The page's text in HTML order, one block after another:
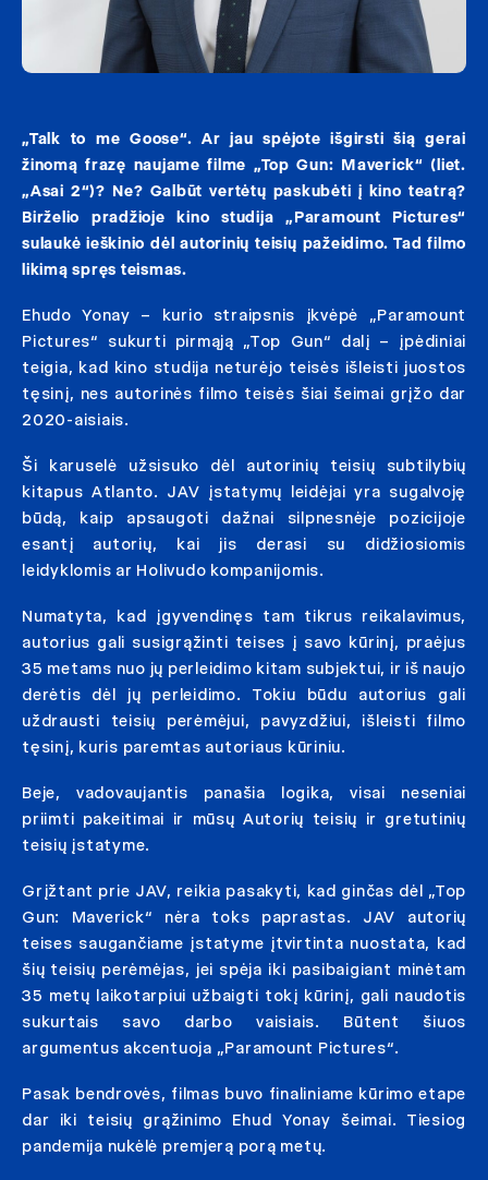
„Talk to me Goose“. Ar jau spėjote išgirsti šią gerai
žinomą frazę naujame filme „Top Gun: Maverick“ (liet.
„Asai 2“)? Ne? Galbūt vertėtų paskubėti į kino teatrą?
Birželio pradžioje kino studija „Paramount Pictures“
sulaukė ieškinio dėl autorinių teisių pažeidimo. Tad filmo
likimą spręs teismas.
Ehudo Yonay – kurio straipsnis įkvėpė „Paramount
Pictures“ sukurti pirmąją „Top Gun“ dalį – įpėdiniai
teigia, kad kino studija neturėjo teisės išleisti juostos
tęsinį, nes autorinės filmo teisės šiai šeimai grįžo dar
2020-aisiais.
Ši karuselė užsisuko dėl autorinių teisių subtilybių
kitapus Atlanto. JAV įstatymų leidėjai yra sugalvoję
būdą, kaip apsaugoti dažnai silpnesnėje pozicijoje
esantį autorių, kai jis derasi su didžiosiomis
leidyklomis ar Holivudo kompanijomis.
Numatyta, kad įgyvendinęs tam tikrus reikalavimus,
autorius gali susigrąžinti teises į savo kūrinį, praėjus
35 metams nuo jų perleidimo kitam subjektui, ir iš naujo
derėtis dėl jų perleidimo. Tokiu būdu autorius gali
uždrausti teisių perėmėjui, pavyzdžiui, išleisti filmo
tęsinį, kuris paremtas autoriaus kūriniu.
Beje, vadovaujantis panašia logika, visai neseniai
priimti pakeitimai ir mūsų Autorių teisių ir gretutinių
teisių įstatyme.
Grįžtant prie JAV, reikia pasakyti, kad ginčas dėl „Top
Gun: Maverick“ nėra toks paprastas. JAV autorių
teises saugančiame įstatyme įtvirtinta nuostata, kad
šių teisių perėmėjas, jei spėja iki pasibaigiant minėtam
35 metų laikotarpiui užbaigti tokį kūrinį, gali naudotis
sukurtais savo darbo vaisiais. Būtent šiuos
argumentus akcentuoja „Paramount Pictures“.
Pasak bendrovės, filmas buvo finaliniame kūrimo etape
dar iki teisių grąžinimo Ehud Yonay šeimai. Tiesiog
pandemija nukėlė premjerą porą metų.